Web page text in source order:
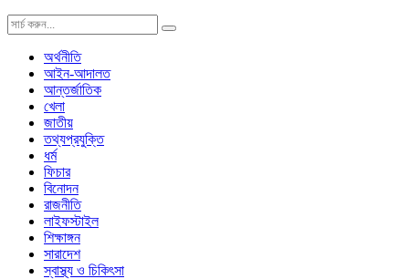
অর্থনীতি
আইন-আদালত
আন্তর্জাতিক
খেলা
জাতীয়
তথ্যপ্রযুক্তি
ধর্ম
ফিচার
বিনোদন
রাজনীতি
লাইফস্টাইল
শিক্ষাঙ্গন
সারাদেশ
স্বাস্থ্য ও চিকিৎসা